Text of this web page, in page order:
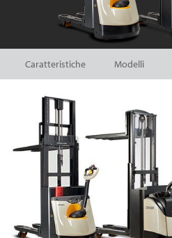
Caratteristiche Modelli